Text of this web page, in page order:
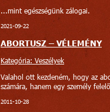
...mint egészségünk zálogai.
2021-09-22
ABORTUSZ – VÉLEMÉNY
Kategória: Veszélyek
Valahol ott kezdeném, hogy az
számára, hanem egy személy
2011-10-28